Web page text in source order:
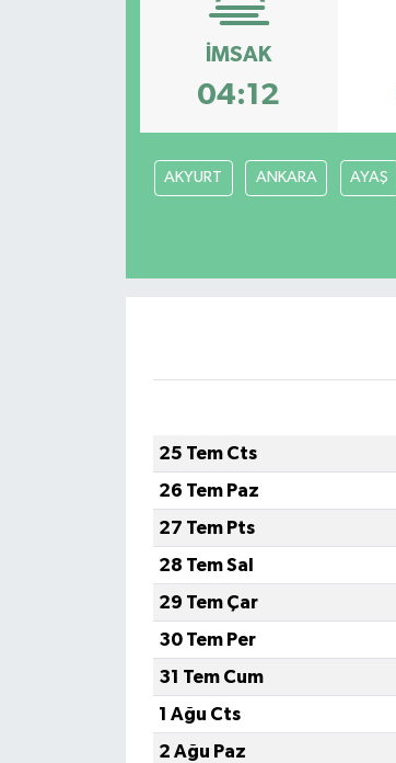
İMSAK
04:12
AKYURT ANKARA AYAŞ
25 Tem Cts
26 Tem Paz
27 Tem Pts
28 Tem Sal
29 Tem Çar
30 Tem Per
31 Tem Cum
1 Ağu Cts
2 Ağu Paz